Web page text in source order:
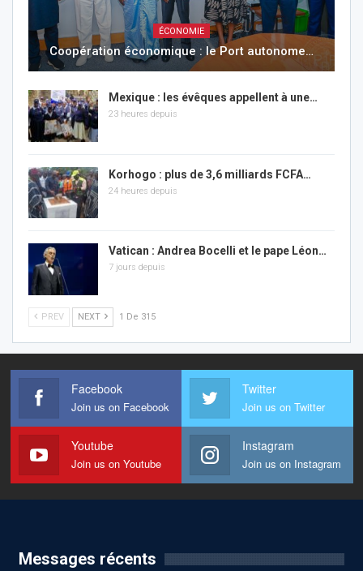
ÉCONOMIE
Coopération économique : le Port autonome…
Mexique : les évêques appellent à une…
23 heures depuis
Korhogo : plus de 3,6 milliards FCFA…
24 heures depuis
Vatican : Andrea Bocelli et le pape Léon…
7 jours depuis
PREV NEXT 1 De 315
Facebook
Join us on Facebook
Twitter
Join us on Twitter
Youtube
Join us on Youtube
Instagram
Join us on Instagram
Messages récents